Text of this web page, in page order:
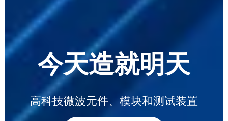
今天造就明天
高科技微波元件、模块和测试装置